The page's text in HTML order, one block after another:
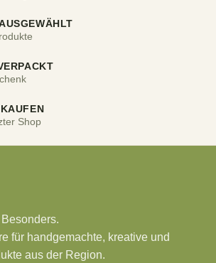
Shop
für handgemachte, kreative und
aus der Region.